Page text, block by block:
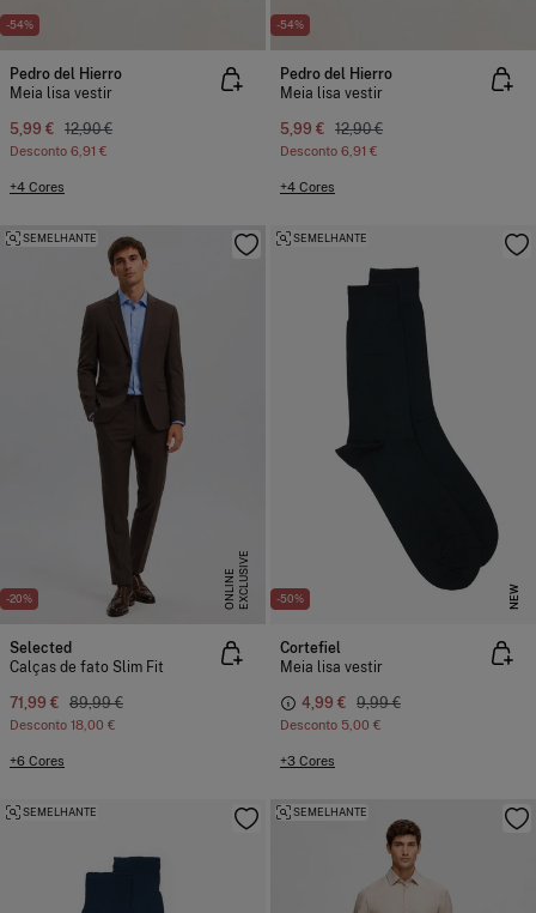
-54%
Pedro del Hierro
Meia lisa vestir
5,99 € 12,90 €
Desconto 6,91 €
+4 Cores
-54%
Pedro del Hierro
Meia lisa vestir
5,99 € 12,90 €
Desconto 6,91 €
+4 Cores
-20% E
X
C
L
U
SI
V
E
O
N
L
I
N
E
SEMELHANTE
Selected
Calças de fato Slim Fit
71,99 € 89,99 €
Desconto 18,00 €
+6 Cores
-50% NEW
SEMELHANTE
Cortefiel
Meia lisa vestir
4,99 € 9,99 €
Desconto 5,00 €
+3 Cores
SEMELHANTE SEMELHANTE